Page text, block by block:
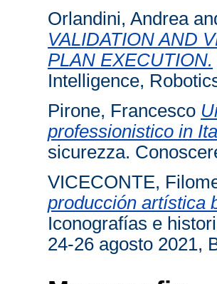
Orlandini, Andrea
VALIDATION AND
PLAN EXECUTION.
Intelligence,
Pirone, Francesco
professionistico in
sicurezza.
VICECONTE,
producción artística
Iconografías e
24-26 agosto 2021,